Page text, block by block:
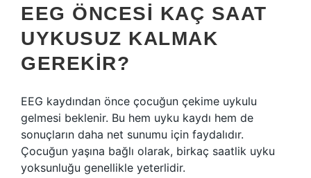
EEG ÖNCESI KAÇ SAAT
UYKUSUZ KALMAK
GEREKIR?
EEG kaydından önce çocuğun çekime uykulu
gelmesi beklenir. Bu hem uyku kaydı hem de
sonuçların daha net sunumu için faydalıdır.
Çocuğun yaşına bağlı olarak, birkaç saatlik uyku
yoksunluğu genellikle yeterlidir.